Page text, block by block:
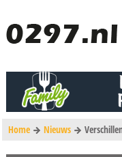
Home Nieuws